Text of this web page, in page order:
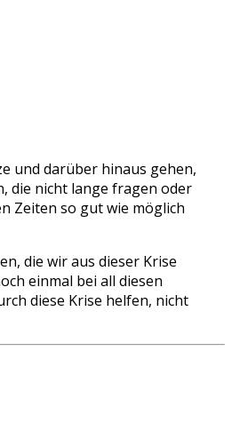
und darüber hinaus gehen,
die nicht lange fragen oder
Zeiten so gut wie möglich
die wir aus dieser Krise
einmal bei all diesen
diese Krise helfen, nicht